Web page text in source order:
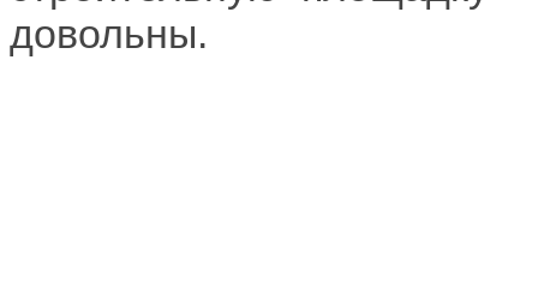
довольны.